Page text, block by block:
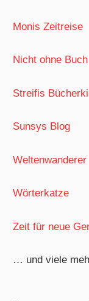
Monis Zeitreise
Nicht ohne Buch
Streifis
Sunsys Blog
Weltenwanderer
Wörterkatze
Zeit für neue
… und viele